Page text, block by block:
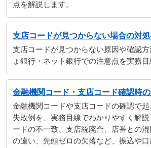
点を解説します。
支店コードが見つからない場合の対
支店コードが見つからない原因や確認
ょ銀行・ネット銀行での注意点を実務目
金融機関コード・支店コード確認時
金融機関コードや支店コードの確認で
失敗例を、実務目線でわかりやすく解
ードの不一致、支店統廃合、店番との
の違い、先頭ゼロの欠落など、振込や